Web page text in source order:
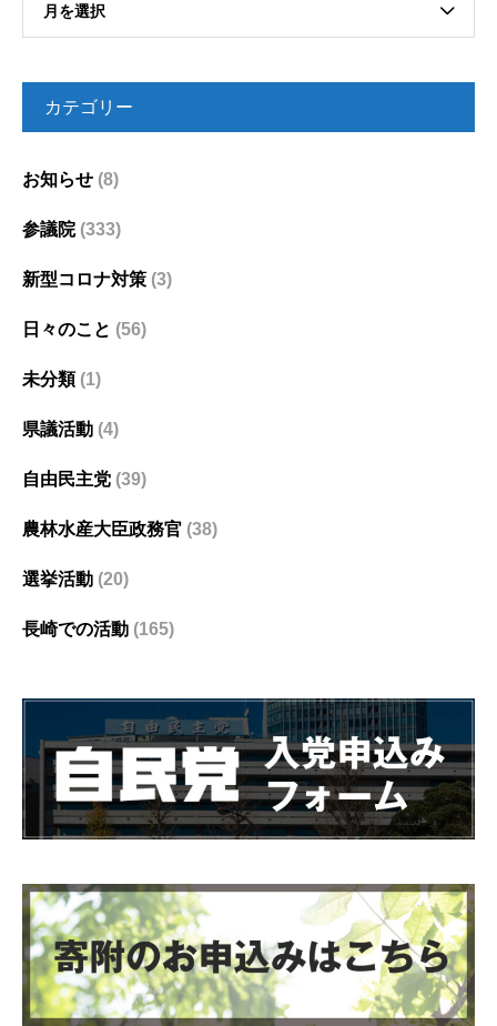
月を選択
カテゴリー
お知らせ (8)
参議院(333)
新型コロナ対策 (3)
日々のこと (56)
未分類(1)
県議活動 (4)
自由民主党 (39)
農林水産大臣政務官 (38)
選挙活動 (20)
長崎での活動 (165)